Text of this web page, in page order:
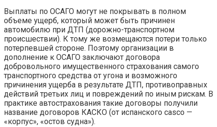
Выплаты по ОСАГО могут не покрывать в полном
объеме ущерб, который может быть причинен
автомобилю при ДТП (дорожно-транспортном
происшествии). К тому же возмещаются потери только
потерпевшей стороне. Поэтому организации в
дополнение к ОСАГО заключают договора
добровольного имущественного страхования самого
транспортного средства от угона и возможного
причинения ущерба в результате ДТП, противоправных
действий третьих лиц и повреждений по иным рискам. В
практике автострахования такие договоры получили
название договоров КАСКО (от испанского casco —
«корпус», «остов судна»).